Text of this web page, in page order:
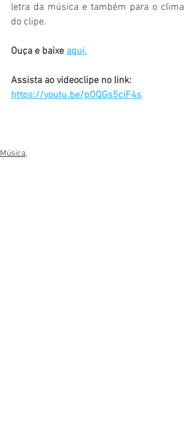
letra da música e também para o clima
do clipe.
Ouça e baixe aqui.
Assista ao videoclipe no link:
https://youtu.be/pOQGs5ciF4s
Música,